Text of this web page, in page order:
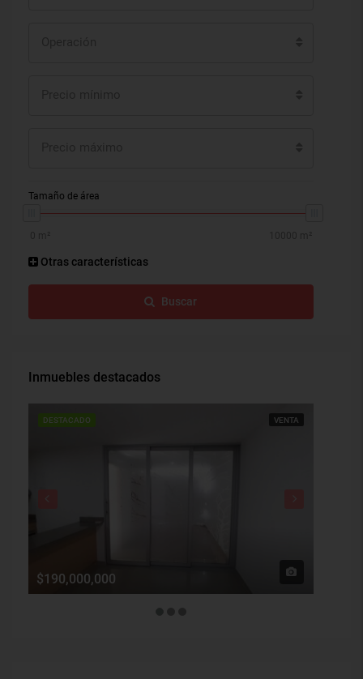
Tamaño de área
Otras características
Buscar
Inmuebles destacados
DESTACADO VENTA
$190,000,000